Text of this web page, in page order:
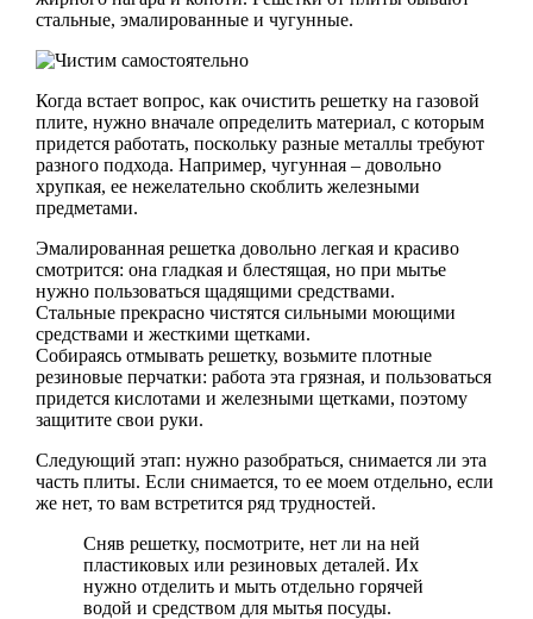
стальные, эмалированные и чугунные.
Когда встает вопрос, как очистить решетку на газовой
плите, нужно вначале определить материал, с которым
придется работать, поскольку разные металлы требуют
разного подхода. Например, чугунная – довольно
хрупкая, ее нежелательно скоблить железными
предметами.
Эмалированная решетка довольно легкая и красиво
смотрится: она гладкая и блестящая, но при мытье
нужно пользоваться щадящими средствами.
Стальные прекрасно чистятся сильными моющими
средствами и жесткими щетками.
Собираясь отмывать решетку, возьмите плотные
резиновые перчатки: работа эта грязная, и пользоваться
придется кислотами и железными щетками, поэтому
защитите свои руки.
Следующий этап: нужно разобраться, снимается ли эта
часть плиты. Если снимается, то ее моем отдельно, если
же нет, то вам встретится ряд трудностей.
Сняв решетку, посмотрите, нет ли на ней
пластиковых или резиновых деталей. Их
нужно отделить и мыть отдельно горячей
водой и средством для мытья посуды.